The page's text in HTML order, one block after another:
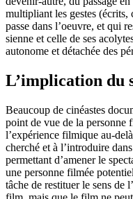
multipliant les gestes
passe dans l’oeuvre, et qui
sienne et celle de ses
autonome et détachée des
L’implication du
Beaucoup de cinéastes
point de vue de la personne
l’expérience filmique au-
cherché et à l’introduire
permettant d’amener le
une personne filmée
tâche de restituer le sens de